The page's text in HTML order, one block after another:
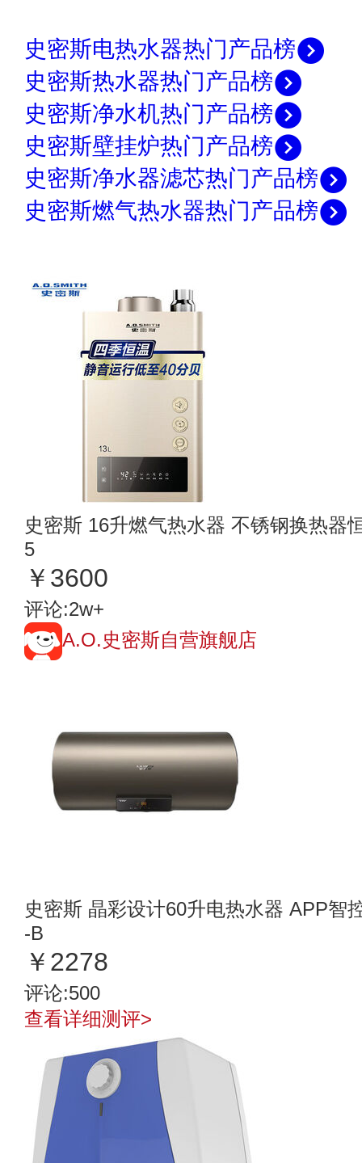
史密斯电热水器热门产品榜
史密斯热水器热门产品榜
史密斯净水机热门产品榜
史密斯壁挂炉热门产品榜
史密斯净水器滤芯热门产品榜
史密斯燃气热水器热门产品榜
史密斯 16升燃气热水器 不锈钢换热器
5
￥3600
评论:2w+
A.O.史密斯自营旗舰店
史密斯 晶彩设计60升电热水器 APP智
-B
￥2278
评论:500
查看详细测评>